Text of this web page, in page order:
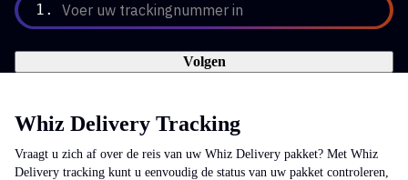
1. Voer uw trackingnummer in
Volgen
Whiz Delivery Tracking
Vraagt u zich af over de reis van uw Whiz Delivery pakket? Met Whiz
Delivery tracking kunt u eenvoudig de status van uw pakket controleren,